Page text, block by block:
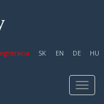
SK EN DE HU